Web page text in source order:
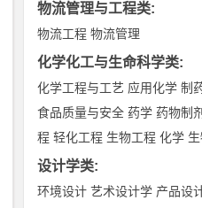
物流管理与工程类:
物流工程 物流管理
化学化工与生命科学类:
化学工程与工艺 应用化学 制
食品质量与安全 药学 药物制剂
程 轻化工程 生物工程 化学
设计学类:
环境设计 艺术设计学 产品设